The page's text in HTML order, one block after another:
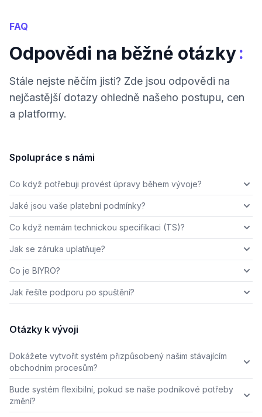
FAQ
Odpovědi na běžné otázky:
Stále nejste něčím jisti? Zde jsou odpovědi na
nejčastější dotazy ohledně našeho postupu, cen
a platformy.
Spolupráce s námi
Co když potřebuji provést úpravy během vývoje?
Jaké jsou vaše platební podmínky?
Co když nemám technickou specifikaci (TS)?
Jak se záruka uplatňuje?
Co je BIYRO?
Jak řešíte podporu po spuštění?
Otázky k vývoji
Dokážete vytvořit systém přizpůsobený našim stávajícím
obchodním procesům?
Bude systém flexibilní, pokud se naše podnikové potřeby
změní?